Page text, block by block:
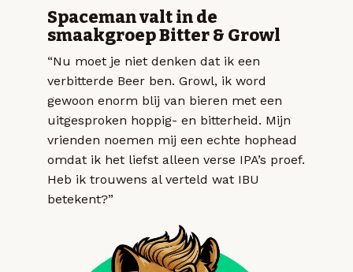
Spaceman valt in de
smaakgroep Bitter & Growl
“Nu moet je niet denken dat ik een
verbitterde Beer ben. Growl, ik word
gewoon enorm blij van bieren met een
uitgesproken hoppig- en bitterheid. Mijn
vrienden noemen mij een echte hophead
omdat ik het liefst alleen verse IPA’s proef.
Heb ik trouwens al verteld wat IBU
betekent?”